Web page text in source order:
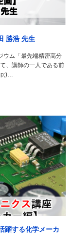
勝浩 先生
ウム「最先端精密高分
、講師の一人である前
躍する化学メーカ